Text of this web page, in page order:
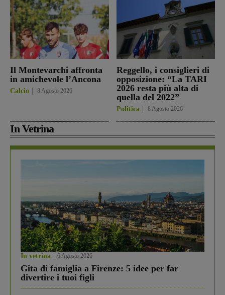
Il Montevarchi affronta
in amichevole l’Ancona
Calcio 8 Agosto 2026
Reggello, i consiglieri di
opposizione: “La TARI
2026 resta più alta di
quella del 2022”
Politica 8 Agosto 2026
In Vetrina
In vetrina 6 Agosto 2026
Gita di famiglia a Firenze: 5 idee per far
divertire i tuoi figli